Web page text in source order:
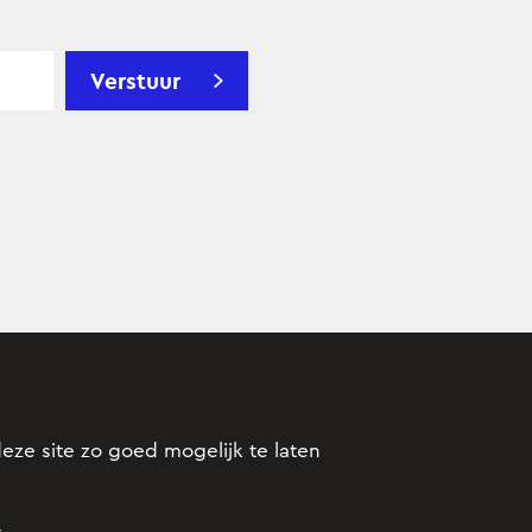
Verstuur
site zo goed mogelijk te laten